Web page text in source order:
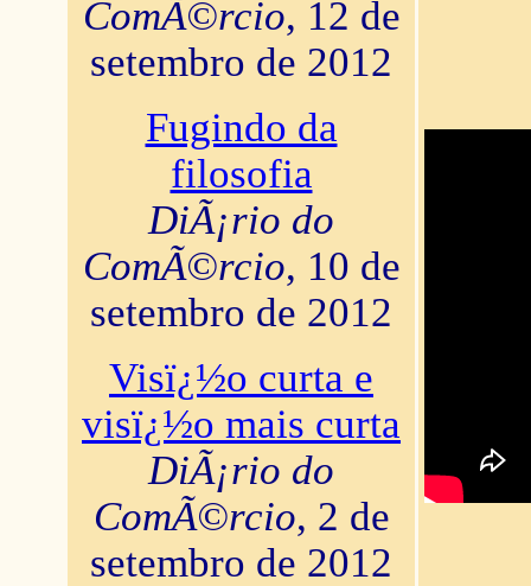
ComÃ©rcio, 12 de
setembro de 2012
Fugindo da
filosofia
DiÃ¡rio do
ComÃ©rcio, 10 de
setembro de 2012
Visï¿½o curta e
visï¿½o mais curta
DiÃ¡rio do
ComÃ©rcio, 2 de
setembro de 2012